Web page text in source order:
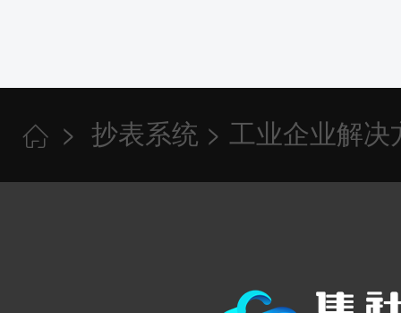
 > 抄表系统 > 工业企业解决